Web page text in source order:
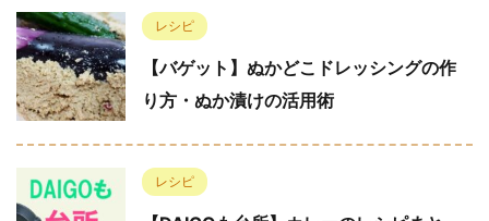
レシピ
【バゲット】ぬかどこドレッシングの作
り方・ぬか漬けの活用術
レシピ